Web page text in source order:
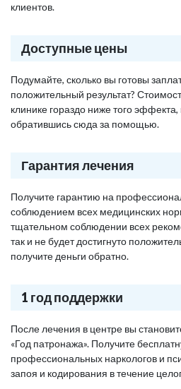
клиентов.
Доступные цены
Подумайте, сколько вы готовы
положительный результат?
клинике гораздо ниже того
обратившись сюда за помощью.
Гарантия лечения
Получите гарантию на
соблюдением всех медицинских
тщательном соблюдении всех
так и не будет достигнуто
получите деньги обратно.
1 год поддержки
После лечения в центре вы
«Год патронажа». Получите
профессиональных наркологов и
запоя и кодирования в течение